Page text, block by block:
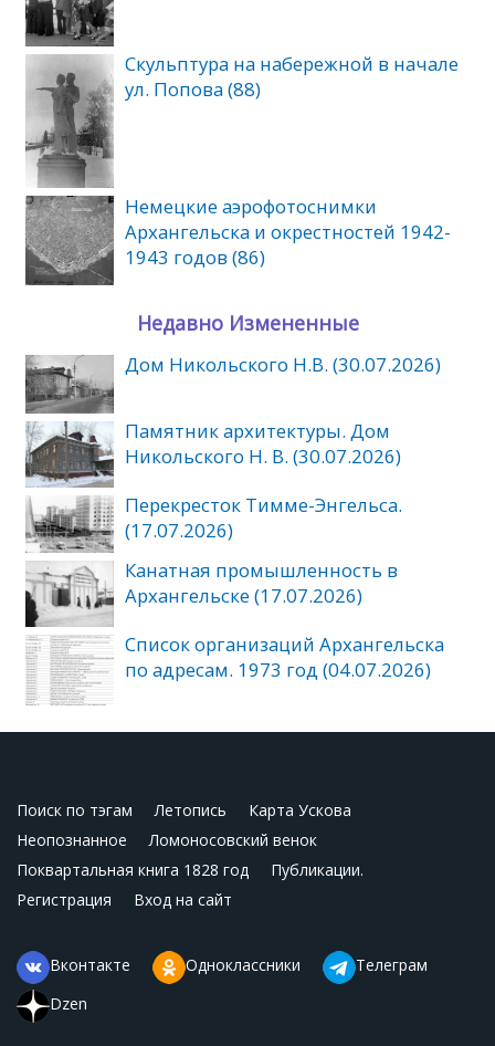
Скульптура на набережной в начале
ул. Попова (88)
Немецкие аэрофотоснимки
Архангельска и окрестностей 1942-
1943 годов (86)
Недавно Измененные
Дом Никольского Н.В. (30.07.2026)
Памятник архитектуры. Дом
Никольского Н. В. (30.07.2026)
Перекресток Тимме-Энгельса.
(17.07.2026)
Канатная промышленность в
Архангельске (17.07.2026)
Список организаций Архангельска
по адресам. 1973 год (04.07.2026)
Поиск по тэгам Летопись
Карта Ускова
Неопознанное
Ломоносовский венок
Поквартальная книга 1828 год
Публикации.
Регистрация
Вход на сайт
Вконтакте Одноклассники
Телеграм
Dzen